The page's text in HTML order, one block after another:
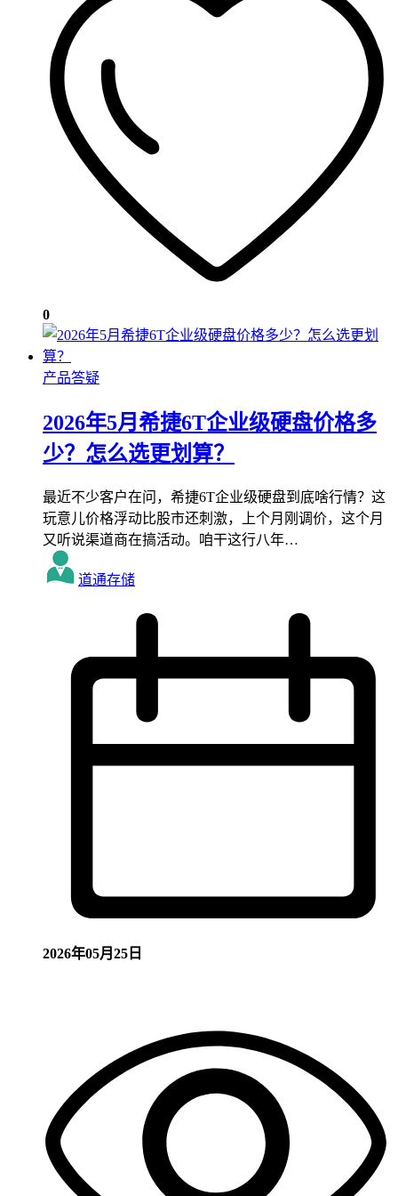
0
产品答疑
2026年5月希捷6T企业级硬盘价格多
少？怎么选更划算？
最近不少客户在问，希捷6T企业级硬盘到底啥行情？这
玩意儿价格浮动比股市还刺激，上个月刚调价，这个月
又听说渠道商在搞活动。咱干这行八年…
道通存储
2026年05月25日